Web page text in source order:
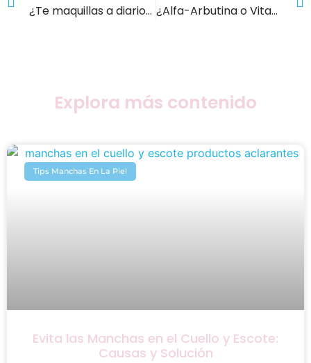
¿Te maquillas a diario? Así protege tu piel con Sorel Plus Sun antes de salir ¿Alfa-Arbutina o Vitamina C? 5 diferencias clave para elegir tu despigmentante ideal
Explora más contenido
Tips Manchas En La Piel
Evita las Manchas en el Cuello y Escote:
Causas y Solución